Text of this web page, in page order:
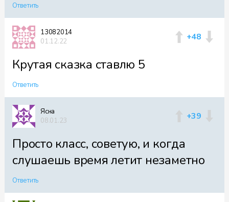
Ответить
13082014
01.12.22
+48
Крутая сказка ставлю 5
Ответить
Ясна
08.01.23
+39
Просто класс, советую, и когда
слушаешь время летит незаметно
Ответить